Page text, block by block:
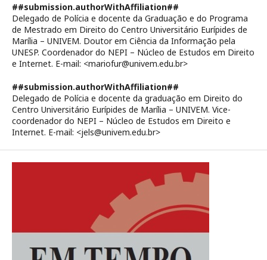
##submission.authorWithAffiliation##
Delegado de Polícia e docente da Graduação e do Programa
de Mestrado em Direito do Centro Universitário Eurípides de
Marília – UNIVEM. Doutor em Ciência da Informação pela
UNESP. Coordenador do NEPI – Núcleo de Estudos em Direito
e Internet. E-mail: <mariofur@univem.edu.br>
##submission.authorWithAffiliation##
Delegado de Polícia e docente da graduação em Direito do
Centro Universitário Eurípides de Marília – UNIVEM. Vice-
coordenador do NEPI – Núcleo de Estudos em Direito e
Internet. E-mail: <jels@univem.edu.br>